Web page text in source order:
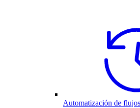
Automatización de